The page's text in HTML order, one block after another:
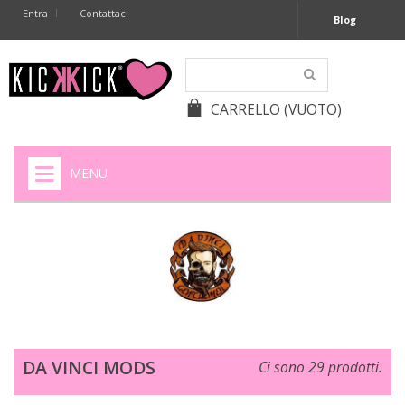
Entra Contattaci Blog
CARRELLO (VUOTO)
MENU
SIGARETTE ELETTRONICHE
+
BATTERIE
DA VINCI MODS Ci sono 29 prodotti.